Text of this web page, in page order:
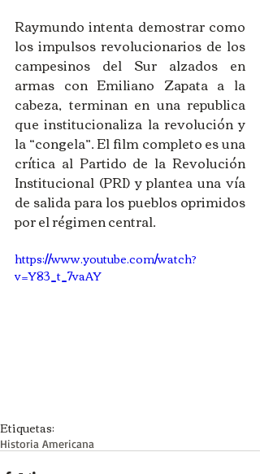
Raymundo intenta demostrar como
los impulsos revolucionarios de los
campesinos del Sur alzados en
armas con Emiliano Zapata a la
cabeza, terminan en una republica
que institucionaliza la revolución y
la “congela”. El film completo es una
crítica al Partido de la Revolución
Institucional (PRI) y plantea una vía
de salida para los pueblos oprimidos
por el régimen central.
https://www.youtube.com/watch?
v=Y83_t_7vaAY
Etiquetas:
Historia Americana